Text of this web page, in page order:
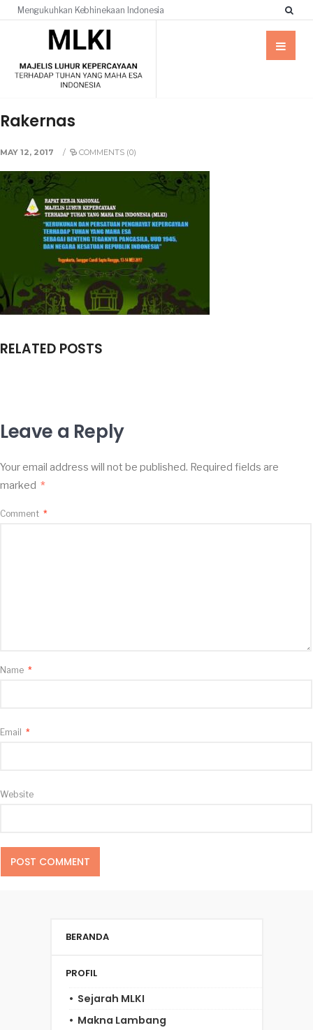
Mengukuhkan Kebhinekaan Indonesia
Rakernas
MAY 12, 2017 / COMMENTS (0)
RELATED POSTS
Leave a Reply
Your email address will not be published. Required fields are
marked *
Comment *
Name *
Email *
Website
BERANDA
PROFIL
Sejarah MLKI
Makna Lambang